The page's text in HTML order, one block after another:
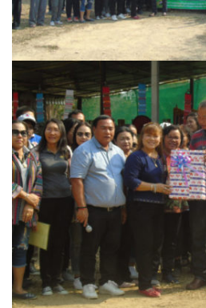
ขั้นตอนการขอรับบริการ
งบแสดงฐานะการคลัง
งบแสดงฐานะการเงิน เทศบาลตำบล
ติดต่อหน่วยงาน
ที่พัก
Amante Baristro Hotel & Cafe’
C View Home
Deply